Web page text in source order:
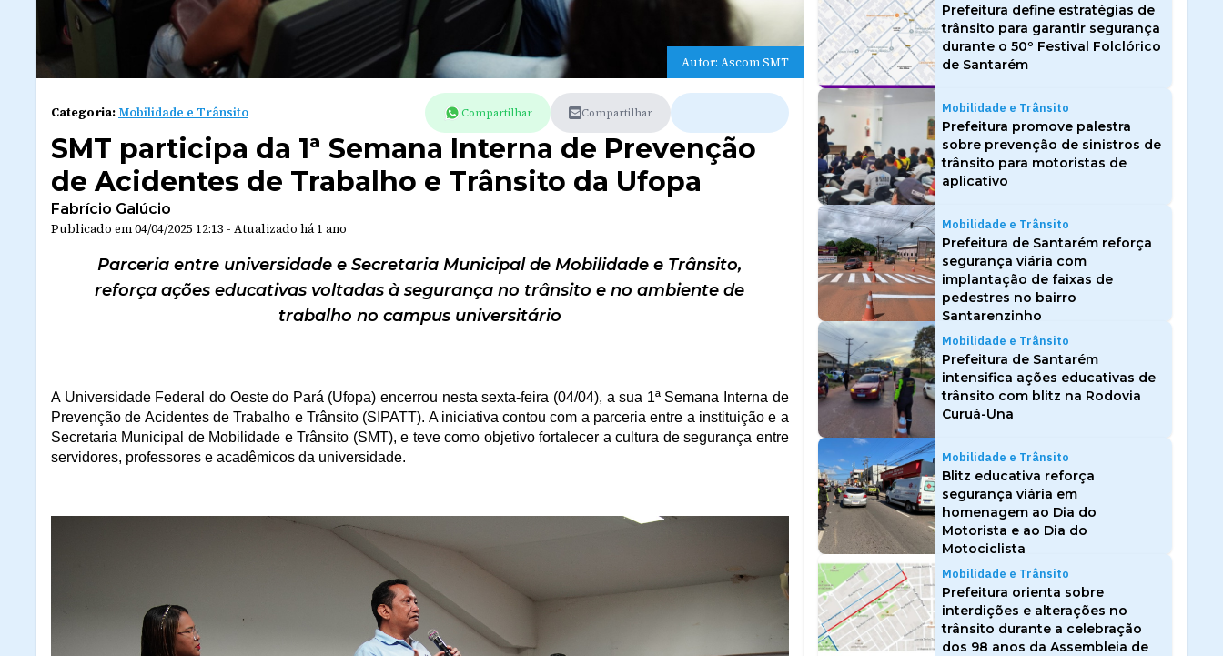
Autor: Ascom SMT
Categoria:Mobilidade e Trânsito Compartilhar Compartilhar
SMT participa da 1ª Semana Interna de Prevenção
de Acidentes de Trabalho e Trânsito da Ufopa
Fabrício Galúcio
Publicado em04/04/2025 12:13 - Atualizado há 1 ano
Parceria entre universidade e Secretaria Municipal de Mobilidade e Trânsito,
reforça ações educativas voltadas à segurança no trânsito e no ambiente de
trabalho no campus universitário
A Universidade Federal do Oeste do Pará (Ufopa) encerrou nesta sexta-feira (04/04), a sua 1ª Semana Interna de
Prevenção de Acidentes de Trabalho e Trânsito (SIPATT). A iniciativa contou com a parceria entre a instituição e a
Secretaria Municipal de Mobilidade e Trânsito (SMT), e teve como objetivo fortalecer a cultura de segurança entre
servidores, professores e acadêmicos da universidade.
Prefeitura define estratégias de
trânsito para garantir segurança
durante o 50º Festival Folclórico
de Santarém
Mobilidade e Trânsito
Prefeitura promove palestra
sobre prevenção de sinistros de
trânsito para motoristas de
aplicativo
Mobilidade e Trânsito
Prefeitura de Santarém reforça
segurança viária com
implantação de faixas de
pedestres no bairro
Santarenzinho
Mobilidade e Trânsito
Prefeitura de Santarém
intensifica ações educativas de
trânsito com blitz na Rodovia
Curuá-Una
Mobilidade e Trânsito
Blitz educativa reforça
segurança viária em
homenagem ao Dia do
Motorista e ao Dia do
Motociclista
Mobilidade e Trânsito
Prefeitura orienta sobre
interdições e alterações no
trânsito durante a celebração
dos 98 anos da Assembleia de